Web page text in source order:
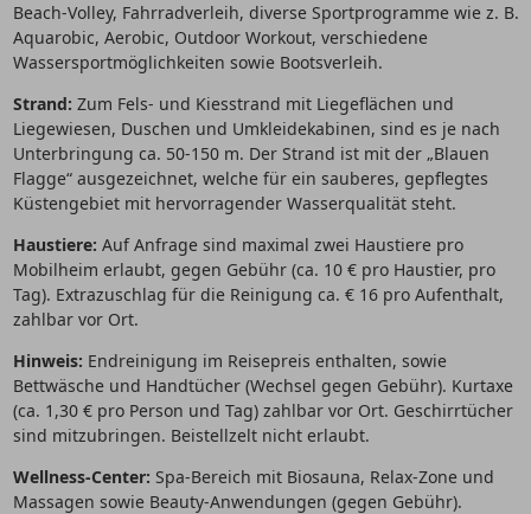
Beach-Volley, Fahrradverleih, diverse Sportprogramme wie z. B.
Aquarobic, Aerobic, Outdoor Workout, verschiedene
Wassersportmöglichkeiten sowie Bootsverleih.
Strand: Zum Fels- und Kiesstrand mit Liegeflächen und
Liegewiesen, Duschen und Umkleidekabinen, sind es je nach
Unterbringung ca. 50-150 m. Der Strand ist mit der „Blauen
Flagge“ ausgezeichnet, welche für ein sauberes, gepflegtes
Küstengebiet mit hervorragender Wasserqualität steht.
Haustiere: Auf Anfrage sind maximal zwei Haustiere pro
Mobilheim erlaubt, gegen Gebühr (ca. 10 € pro Haustier, pro
Tag). Extrazuschlag für die Reinigung ca. € 16 pro Aufenthalt,
zahlbar vor Ort.
Hinweis: Endreinigung im Reisepreis enthalten, sowie
Bettwäsche und Handtücher (Wechsel gegen Gebühr). Kurtaxe
(ca. 1,30 € pro Person und Tag) zahlbar vor Ort. Geschirrtücher
sind mitzubringen. Beistellzelt nicht erlaubt.
Wellness-Center: Spa-Bereich mit Biosauna, Relax-Zone und
Massagen sowie Beauty-Anwendungen (gegen Gebühr).